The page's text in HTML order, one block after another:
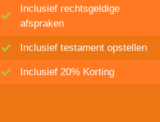
Inclusief rechtsgeldige
afspraken
Inclusief testament opstellen
Inclusief 20% Korting